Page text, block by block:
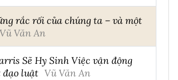
rắc rối của chúng ta – và một
Vũ Văn An
Sẽ Hy Sinh Việc vận động
đạo luật Vũ Văn An